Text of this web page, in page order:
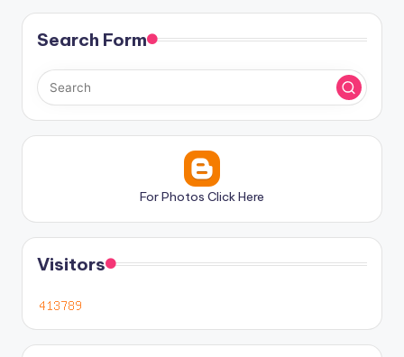
Search Form
For Photos Click Here
Visitors